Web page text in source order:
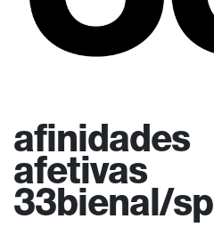
afinidades
afetivas
33bienal/sp